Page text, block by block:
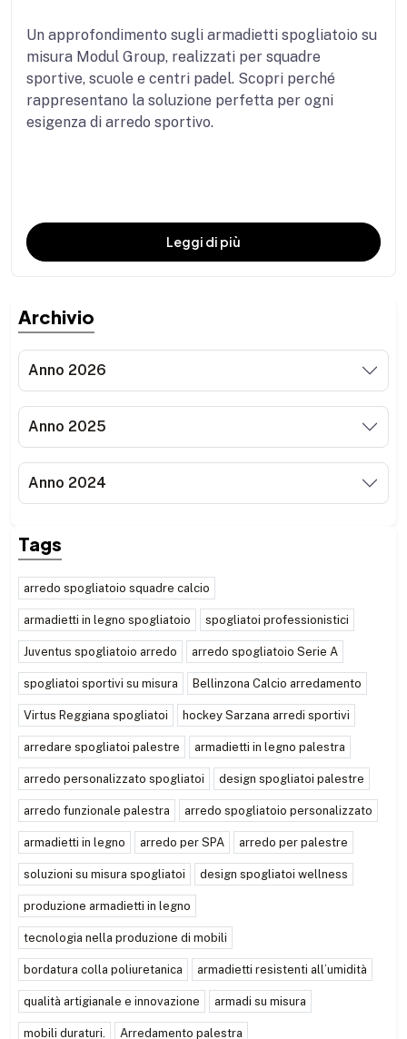
Un approfondimento sugli armadietti spogliatoio su
misura Modul Group, realizzati per squadre
sportive, scuole e centri padel. Scopri perché
rappresentano la soluzione perfetta per ogni
esigenza di arredo sportivo.
Leggi di più
Archivio
Anno 2026
Anno 2025
Anno 2024
Tags
arredo spogliatoio squadre calcio
armadietti in legno spogliatoio spogliatoi professionistici
Juventus spogliatoio arredo arredo spogliatoio Serie A
spogliatoi sportivi su misura Bellinzona Calcio arredamento
Virtus Reggiana spogliatoi hockey Sarzana arredi sportivi
arredare spogliatoi palestre armadietti in legno palestra
arredo personalizzato spogliatoi design spogliatoi palestre
arredo funzionale palestra arredo spogliatoio personalizzato
armadietti in legno arredo per SPA arredo per palestre
soluzioni su misura spogliatoi design spogliatoi wellness
produzione armadietti in legno
tecnologia nella produzione di mobili
bordatura colla poliuretanica armadietti resistenti all’umidità
qualità artigianale e innovazione armadi su misura
mobili duraturi. Arredamento palestra